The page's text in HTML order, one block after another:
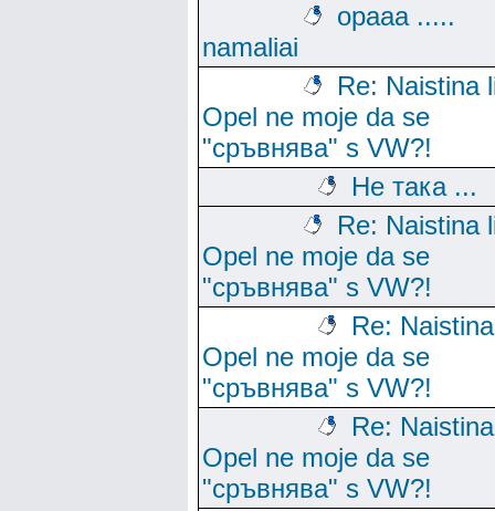
opaaa .....
namaliai
Re: Naistina
Opel ne moje da se
"сръвнява" s VW?!
Не така ...
Re: Naistina
Opel ne moje da se
"сръвнява" s VW?!
Re:
Opel ne moje da se
"сръвнява" s VW?!
Re:
Opel ne moje da se
"сръвнява" s VW?!